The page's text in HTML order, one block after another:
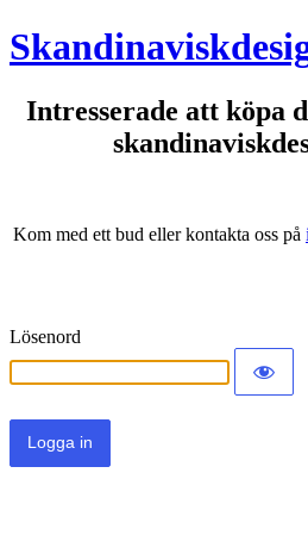
Intresserade att köpa
Kom med ett bud eller kontakta oss på
Lösenord